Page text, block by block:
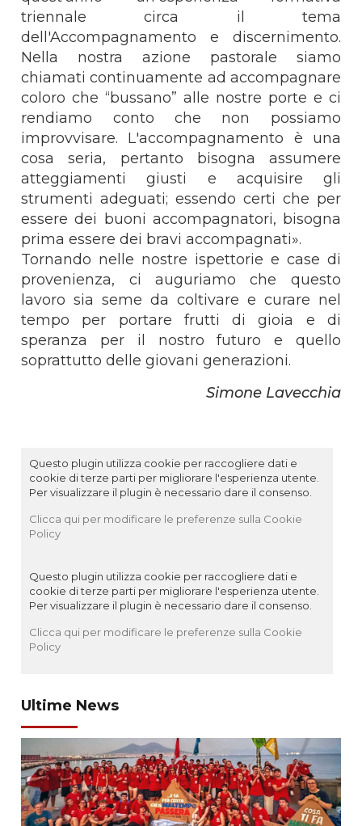
triennale circa il tema
dell'Accompagnamento e discernimento.
Nella nostra azione pastorale siamo
chiamati continuamente ad accompagnare
coloro che “bussano” alle nostre porte e ci
rendiamo conto che non possiamo
improvvisare. L'accompagnamento è una
cosa seria, pertanto bisogna assumere
atteggiamenti giusti e acquisire gli
strumenti adeguati; essendo certi che per
essere dei buoni accompagnatori, bisogna
prima essere dei bravi accompagnati».
Tornando nelle nostre ispettorie e case di
provenienza, ci auguriamo che questo
lavoro sia seme da coltivare e curare nel
tempo per portare frutti di gioia e di
speranza per il nostro futuro e quello
soprattutto delle giovani generazioni.
Simone Lavecchia
Questo plugin utilizza cookie per raccogliere dati e
cookie di terze parti per migliorare l'esperienza utente.
Per visualizzare il plugin è necessario dare il consenso.
Clicca qui per modificare le preferenze sulla Cookie
Policy
Questo plugin utilizza cookie per raccogliere dati e
cookie di terze parti per migliorare l'esperienza utente.
Per visualizzare il plugin è necessario dare il consenso.
Clicca qui per modificare le preferenze sulla Cookie
Policy
Ultime News